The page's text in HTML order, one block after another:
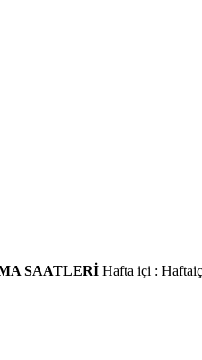
SAATLERİ Hafta içi :